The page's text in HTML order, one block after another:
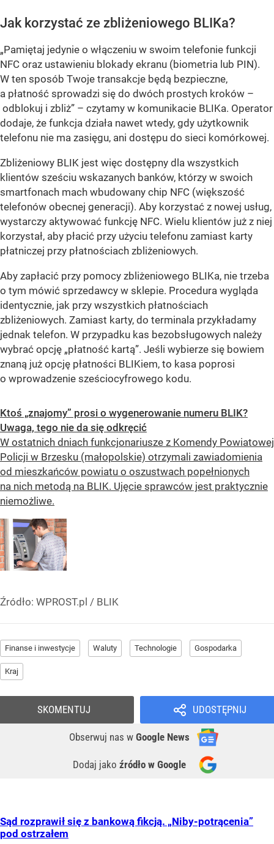
Jak korzystać ze zbliżeniowego BLIKa?
„Pamiętaj jedynie o włączeniu w swoim telefonie funkcji
NFC oraz ustawieniu blokady ekranu (biometria lub PIN).
W ten sposób Twoje transakcje będą bezpieczne,
a płatność sprowadzi się do dwóch prostych kroków –
odblokuj i zbliż” – czytamy w komunikacie BLIKa. Operator
dodaje, że funkcja działa nawet wtedy, gdy użytkownik
telefonu nie ma zasięgu, ani dostępu do sieci komórkowej.
Zbliżeniowy BLIK jest więc dostępny dla wszystkich
klientów sześciu wskazanych banków, którzy w swoich
smartfonach mach wbudowany chip NFC (większość
telefonów obecnej generacji). Aby korzystać z nowej usług,
wystarczy aktywować funkcję NFC. Wielu klientów już z niej
korzystał, aby płacić przy użyciu telefonu zamiast karty
płatniczej przy płatnościach zbliżeniowych.
Aby zapłacić przy pomocy zbliżeniowego BLIKa, nie trzeba
o tym mówić sprzedawcy w sklepie. Procedura wygląda
identycznie, jak przy wszystkich płatnościach
zbliżeniowych. Zamiast karty, do terminala przykładamy
jednak telefon. W przypadku kas bezobsługowych należy
wybrać opcję „płatność kartą”. Jeśli wybierze się bowiem
znaną już opcję płatności BLIKiem, to kasa poprosi
o wprowadzenie sześciocyfrowego kodu.
Ktoś „znajomy” prosi o wygenerowanie numeru BLIK?
Uwaga, tego nie da się odkręcić
W ostatnich dniach funkcjonariusze z Komendy Powiatowej
Policji w Brzesku (małopolskie) otrzymali zawiadomienia
od mieszkańców powiatu o oszustwach popełnionych
na nich metodą na BLIK. Ujęcie sprawców jest praktycznie
niemożliwe.
Źródło: WPROST.pl / BLIK
Finanse i inwestycje Waluty Technologie Gospodarka
Kraj
UDOSTĘPNIJ
Obserwuj nas w Google News
Dodaj jako źródło w Google
SKOMENTUJ
Sąd rozprawił się z bankową fikcją. „Niby-potrącenia”
pod ostrzałem